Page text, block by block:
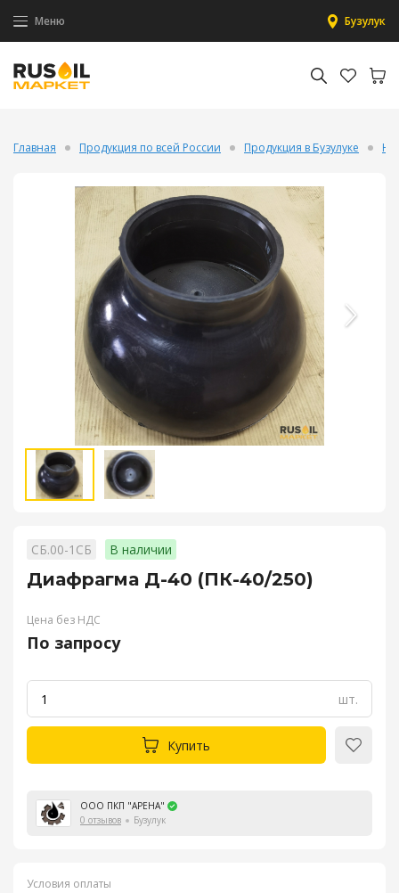
Меню Бузулук
Главная Продукция по всей России Продукция в Бузулуке
СБ.00-1СБ В наличии
Диафрагма Д-40 (ПК-40/250)
Цена без НДС
По запросу
шт.
Купить
ООО ПКП "АРЕНА"
0 отзывов
Бузулук
Условия оплаты